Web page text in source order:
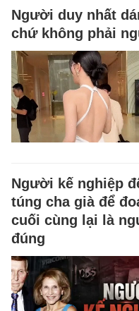
Người duy nhất
chứ không phải
Người kế nghiệp
túng cha già để
cuối cùng lại là
đúng